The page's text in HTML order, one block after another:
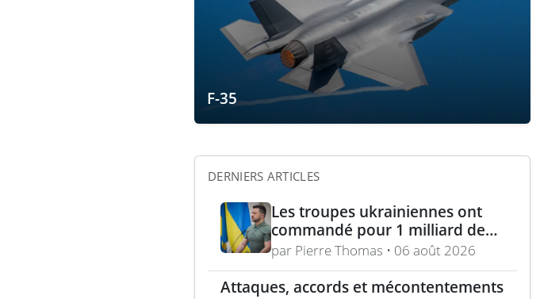
F-35
DERNIERS ARTICLES
Les troupes ukrainiennes ont
commandé pour 1 milliard de
dollars lors de la première
année du marché Brave1
par Pierre Thomas • 06 août 2026
Attaques, accords et mécontentements